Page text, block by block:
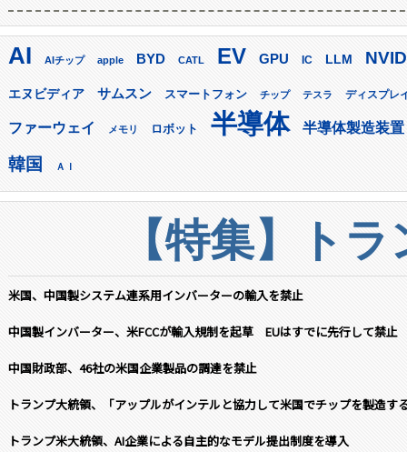
AI AIチップ apple BYD CATL EV GPU IC LLM
エヌビディア サムスン スマートフォン チップ テスラ ディスプレ
ファーウェイ メモリ ロボット 半導体 半導体製造装置
韓国 ＡＩ
【特集】ト
米国、中国製システム連系用インバーターの輸入を禁止
中国製インバーター、米FCCが輸入規制を起草 EUはすでに先行して禁止
中国財政部、46社の米国企業製品の調達を禁止
トランプ大統領、「アップルがインテルと協力して米国でチップを製造す
トランプ米大統領、AI企業による自主的なモデル提出制度を導入